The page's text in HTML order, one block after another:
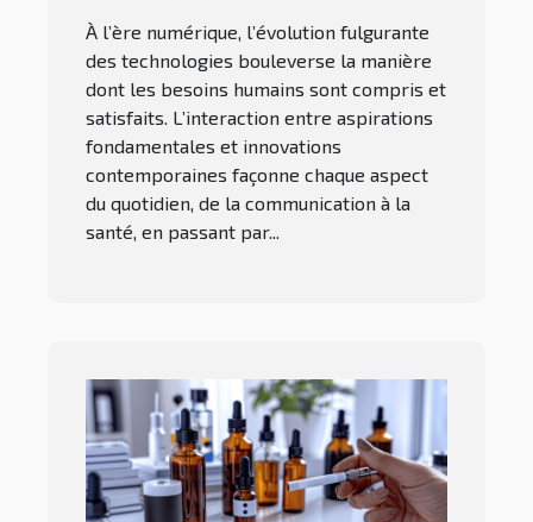
À l’ère numérique, l’évolution fulgurante
des technologies bouleverse la manière
dont les besoins humains sont compris et
satisfaits. L’interaction entre aspirations
fondamentales et innovations
contemporaines façonne chaque aspect
du quotidien, de la communication à la
santé, en passant par...